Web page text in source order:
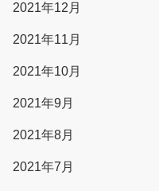
2021年12月
2021年11月
2021年10月
2021年9月
2021年8月
2021年7月